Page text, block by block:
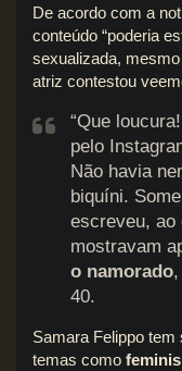
De acordo com a
conteúdo “poderia
sexualizada,
atriz contestou
“Que
pelo
Não havia
biquíni.
escreveu, ao
mostravam
o namorado
40.
Samara Felippo
temas como